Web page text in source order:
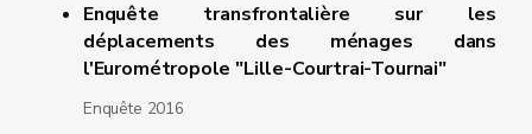
Enquête transfrontalière sur les
déplacements des ménages dans
l'Eurométropole "Lille-Courtrai-Tournai"
Enquête 2016